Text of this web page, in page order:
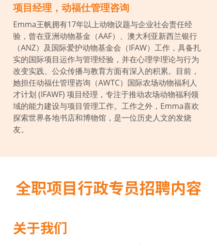
项目经理，动福仕管理咨询
Emma王帆拥有17年以上动物议题与企业社会责任经
验，曾在亚洲动物基金（AAF）、澳大利亚新西兰银行
（ANZ）及国际爱护动物基金会（IFAW）工作，具备扎
实的国际项目运作与管理经验，并在心理学理论与行为
改变实践、公众传播与教育方面有深入的积累。目前，
她担任动福仕管理咨询（AWTC）国际农场动物福利人
才计划 (IFAWF) 项目经理，专注于推动农场动物福利领
域的能力建设与项目管理工作。工作之外，Emma喜欢
探索世界各地书店和博物馆，是一位历史人文的发烧
友。
全职项目行政专员招聘内容
关于我们